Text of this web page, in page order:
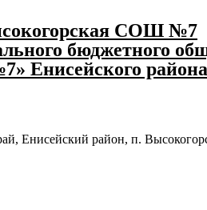
СОШ №7
бюджетного
Енисейского
Енисейский район, п.